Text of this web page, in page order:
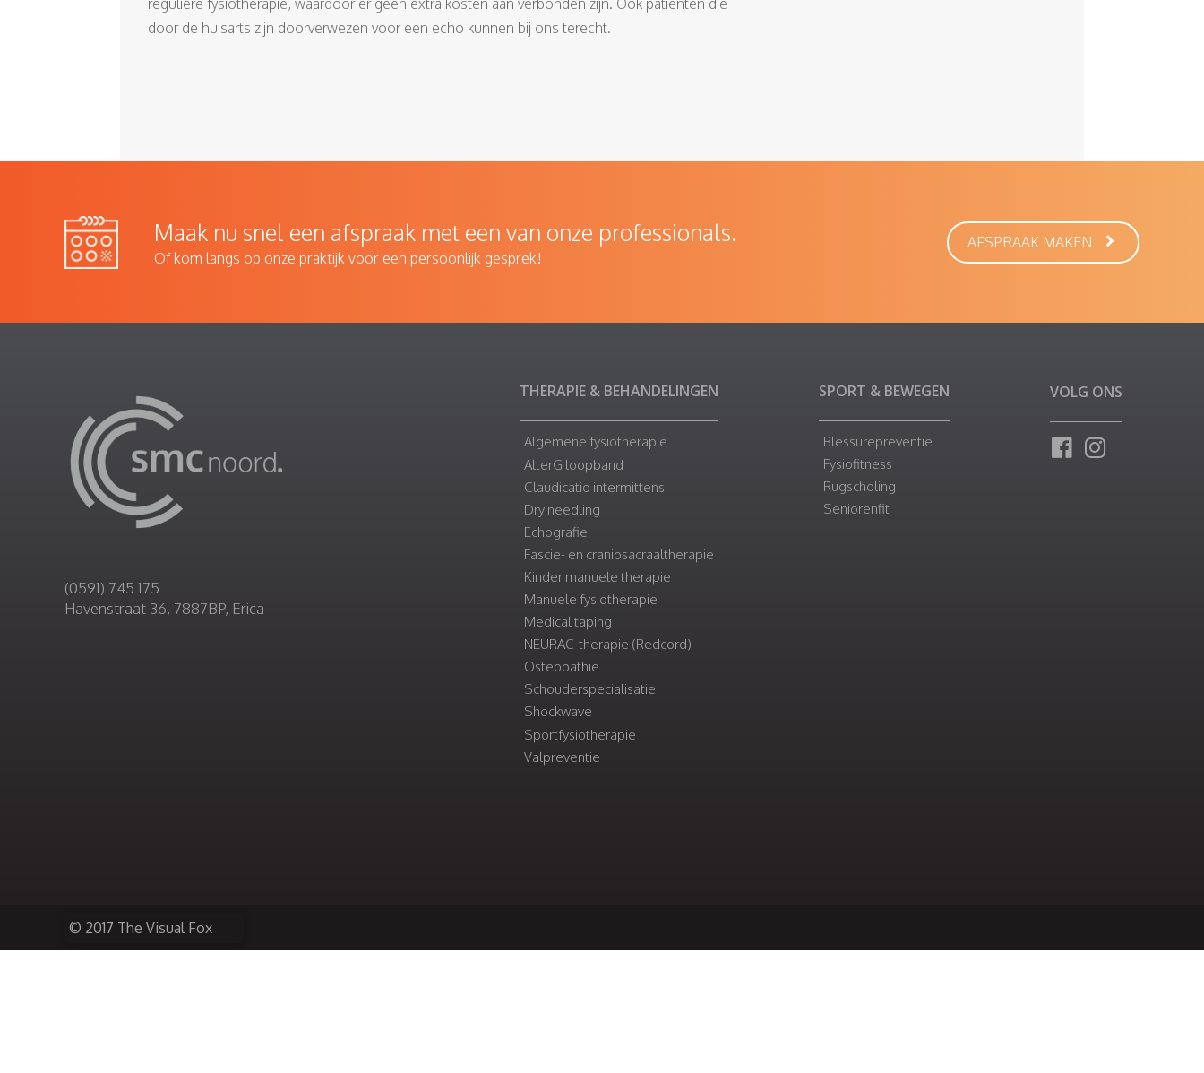
door de huisarts zijn doorverwezen voor een echo kunnen bij ons terecht.
Maak nu snel een afspraak met een van onze professionals.
Of kom langs op onze praktijk voor een persoonlijk gesprek!
AFSPRAAK MAKEN
(0591) 745 175
Havenstraat 36, 7887BP, Erica
THERAPIE & BEHANDELINGEN
Algemene fysiotherapie
AlterG loopband
Claudicatio intermittens
Dry needling
Echografie
Fascie- en craniosacraaltherapie
Kinder manuele therapie
Manuele fysiotherapie
Medical taping
NEURAC-therapie (Redcord)
Osteopathie
Schouderspecialisatie
Shockwave
Sportfysiotherapie
Valpreventie
SPORT & BEWEGEN
Blessurepreventie
Fysiofitness
Rugscholing
Seniorenfit
VOLG ONS
© 2017 The Visual Fox